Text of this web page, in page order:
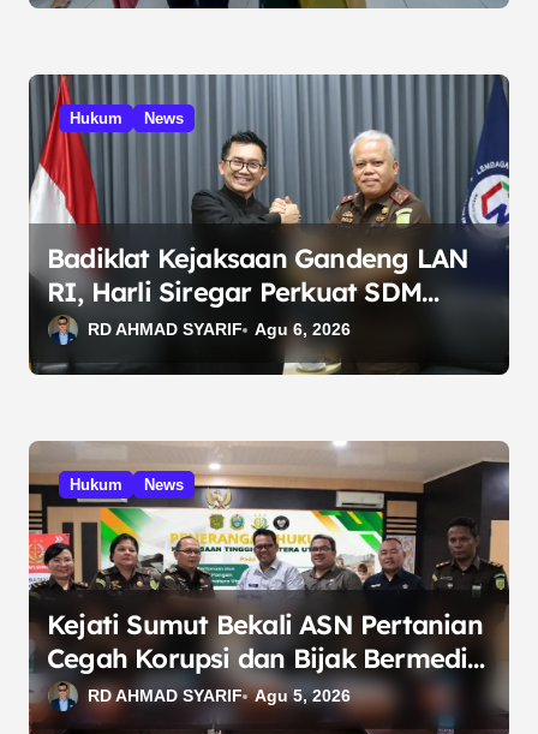
Hukum News
Badiklat Kejaksaan Gandeng LAN
RI, Harli Siregar Perkuat SDM
Penegak Hukum
RD AHMAD SYARIF Agu 6, 2026
Hukum News
Kejati Sumut Bekali ASN Pertanian
Cegah Korupsi dan Bijak Bermedia
SosialRD AHMAD SYARIF Agu 5, 2026